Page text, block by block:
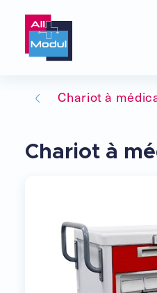
Chariot à
Chariot à